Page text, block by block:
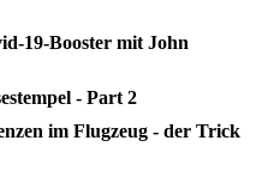
19-Booster mit John
- Part 2
im Flugzeug - der Trick